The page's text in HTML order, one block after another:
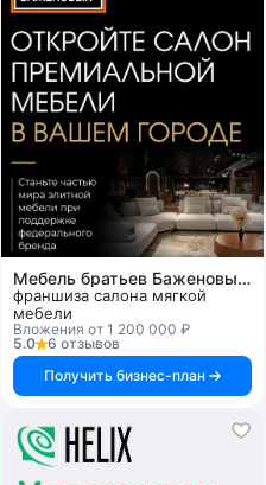
Мебель братьев Баженовых
франшиза салона мягкой
мебели
Вложения от 1 200 000 ₽
5.0
6 отзывов
Получить бизнес-план